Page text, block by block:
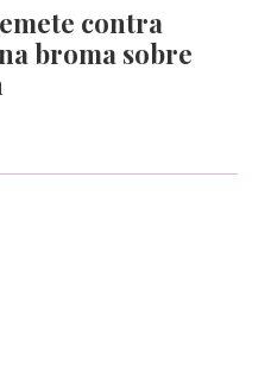
contra
broma sobre